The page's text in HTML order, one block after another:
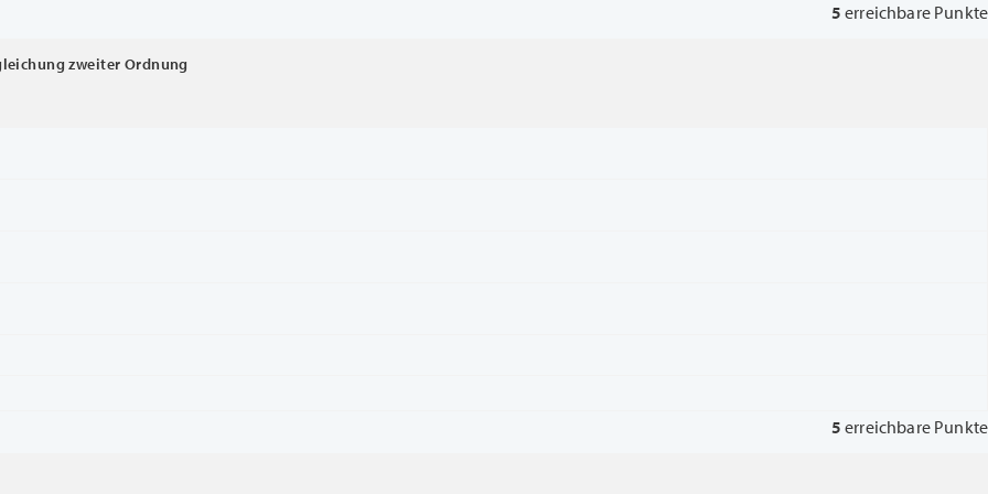
5 erreichbare Punkte
zweiter Ordnung
5 erreichbare Punkte